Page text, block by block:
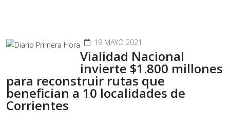
19 MAYO 2021
Vialidad Nacional
invierte $1.800 millones
para reconstruir rutas que
benefician a 10 localidades de
Corrientes